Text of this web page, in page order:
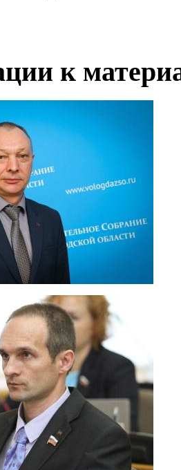
к